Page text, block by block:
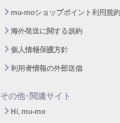
mu-moショップポイント利用規約
海外発送に関する規約
個人情報保護方針
利用者情報の外部送信
その他･関連サイト
Hi, mu-mo